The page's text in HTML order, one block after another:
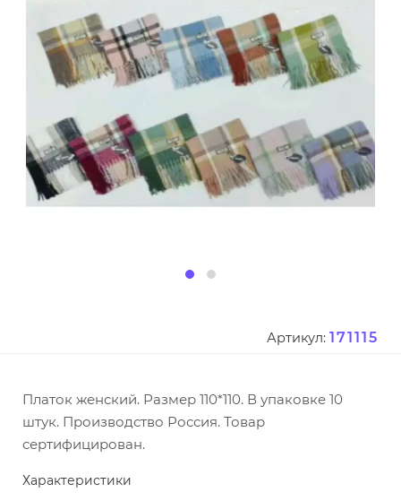
Артикул: 171115
Платок женский. Размер 110*110. В упаковке 10
штук. Производство Россия. Товар
сертифицирован.
Характеристики